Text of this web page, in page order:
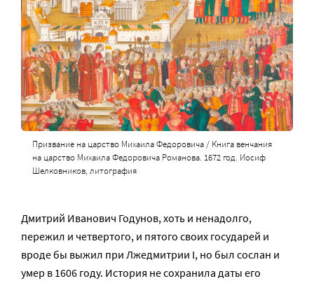
Призвание на царство Михаила Федоровича / Книга венчания
на царство Михаила Федоровича Романова. 1672 год. Иосиф
Шелковников, литография
Дмитрий Иванович Годунов, хоть и ненадолго,
пережил и четвертого, и пятого своих государей и
вроде бы выжил при Лжедмитрии I, но был сослан и
умер в 1606 году. История не сохранила даты его